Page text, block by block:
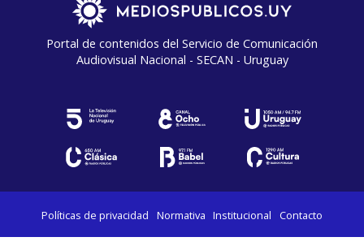
Portal de contenidos del Servicio de Comunicación
Audiovisual Nacional - SECAN - Uruguay
Políticas de privacidad Normativa Institucional Contacto